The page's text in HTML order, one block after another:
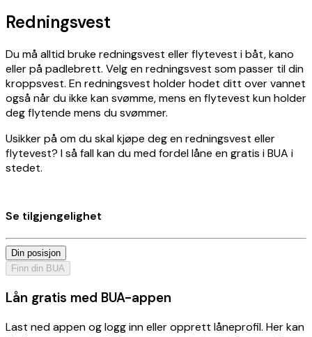
Redningsvest
Du må alltid bruke redningsvest eller flytevest i båt, kano
eller på padlebrett. Velg en redningsvest som passer til din
kroppsvest. En redningsvest holder hodet ditt over vannet
også når du ikke kan svømme, mens en flytevest kun holder
deg flytende mens du svømmer.
Usikker på om du skal kjøpe deg en redningsvest eller
flytevest? I så fall kan du med fordel låne en gratis i BUA i
stedet.
Se tilgjengelighet
Din posisjon
Finn din BUA
Lån gratis med BUA-appen
Last ned appen og logg inn eller opprett låneprofil. Her kan